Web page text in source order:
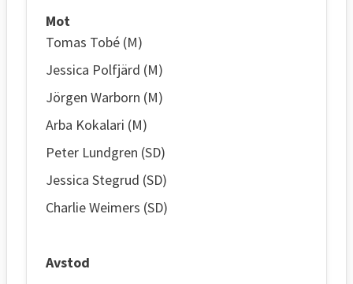
Mot
Tomas Tobé (M)
Jessica Polfjärd (M)
Jörgen Warborn (M)
Arba Kokalari (M)
Peter Lundgren (SD)
Jessica Stegrud (SD)
Charlie Weimers (SD)
Avstod